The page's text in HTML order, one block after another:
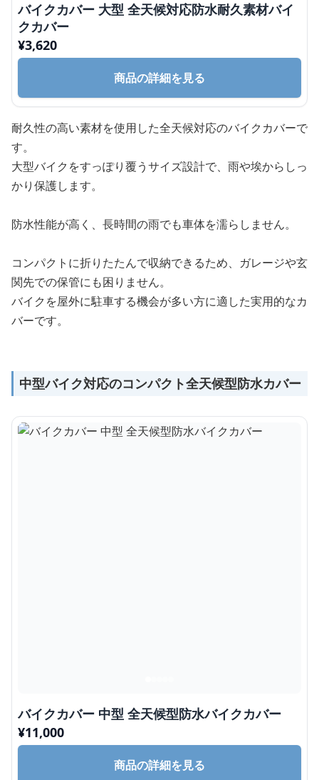
バイクカバー 大型 全天候対応防水耐久素材バイ
クカバー
¥3,620
商品の詳細を見る
耐久性の高い素材を使用した全天候対応のバイクカバーで
す。
大型バイクをすっぽり覆うサイズ設計で、雨や埃からしっ
かり保護します。
防水性能が高く、長時間の雨でも車体を濡らしません。
コンパクトに折りたたんで収納できるため、ガレージや玄
関先での保管にも困りません。
バイクを屋外に駐車する機会が多い方に適した実用的なカ
バーです。
中型バイク対応のコンパクト全天候型防水カバー
バイクカバー 中型 全天候型防水バイクカバー
¥11,000
商品の詳細を見る